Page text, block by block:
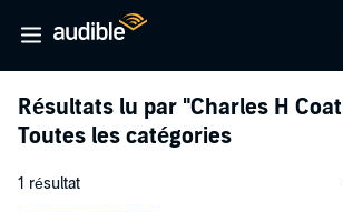
Résultats lu par "Charles H
Toutes les catégories
1 résultat